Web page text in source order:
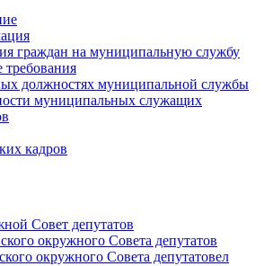
граждан на муниципальную службу
должностях муниципальной службы
муниципальных служащих
кадров
Совет депутатов
окружного Совета депутатов
окружного Совета депутатовел